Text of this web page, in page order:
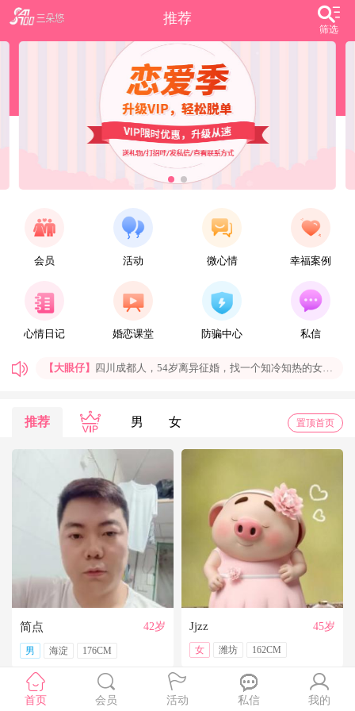
推荐
筛选
会员 活动 微心情 幸福案例
心情日记 婚恋课堂 防骗中心 私信
【大眼仔】
四川成都人，54岁离异征婚，找一个知冷知热的女人结婚过日子，非诚勿扰
【一米阳光】
上海征婚，找一位条件好点、能结婚的伴侣成家
【玉兰花】 山东济南本人，离异带一女儿，大龄男征婚，非诚勿扰。
你再不来，我都老啦，个人诚征婚，限广西南宁
【乐园】湖北蕲春离异大龄女征婚，找一个蕲春的、60岁上下的男士结婚，共同过日子，不诚勿扰
【携手到老】今天开通钻石会员了，给我来信吧，我能看到你的联系方式哦
【铭铭】40岁未婚上海杨浦男征婚，外地人或者上海人都可以，不介意是否离异，三观合适即可，速与我联系。
【任子君】
现居深圳罗湖区，44岁，离异，在深圳工作，找一个大方、善良，会疼爱人的女子做老婆，希望​‌‌能在这里遇见你，非诚勿扰。
【张小英】想找一个心动的人
推荐 男 女 置顶首页
简点 42岁
男 海淀 176CM
Jjzz 45岁
女 潍坊 162CM
首页 会员 活动 私信 我的